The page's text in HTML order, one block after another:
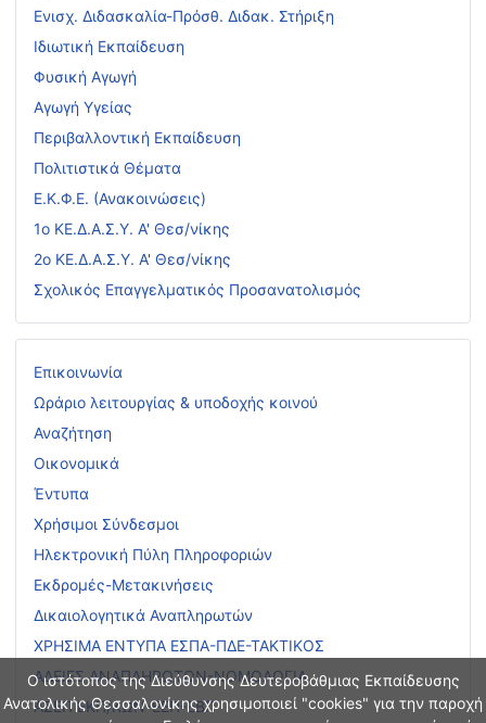
Ο ιστότοπος της Διεύθυνσης Δευτεροβάθμιας Εκπαίδευσης
Ανατολικής Θεσσαλονίκης χρησιμοποιεί "cookies" για την παροχή
Ενισχ. Διδασκαλία-Πρόσθ. Διδακ. Στήριξη
Ιδιωτική Εκπαίδευση
Φυσική Αγωγή
Αγωγή Υγείας
Περιβαλλοντική Εκπαίδευση
Πολιτιστικά Θέματα
Ε.Κ.Φ.Ε. (Ανακοινώσεις)
1ο ΚΕ.Δ.Α.Σ.Υ. Α' Θεσ/νίκης
2ο ΚΕ.Δ.Α.Σ.Υ. Α' Θεσ/νίκης
Σχολικός Επαγγελματικός Προσανατολισμός
Επικοινωνία
Ωράριο λειτουργίας & υποδοχής κοινού
Αναζήτηση
Οικονομικά
Έντυπα
Χρήσιμοι Σύνδεσμοι
Ηλεκτρονική Πύλη Πληροφοριών
Εκδρομές-Μετακινήσεις
Δικαιολογητικά Αναπληρωτών
ΧΡΗΣΙΜΑ ΕΝΤΥΠΑ ΕΣΠΑ-ΠΔΕ-ΤΑΚΤΙΚΟΣ
ΑΔΕΙΕΣ ΑΝΑΠΛΗΡΩΤΩΝ-ΝΟΜΟΛΟΓΙΑ
ΑΣΕΠ ΕΚΠ/ΚΩΝ-ΕΕΠ-ΕΒΠ